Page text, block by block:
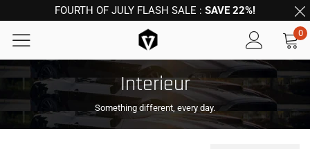
FOURTH OF JULY FLASH SALE : SAVE 22%!
0
Interieur
Something different, every day.